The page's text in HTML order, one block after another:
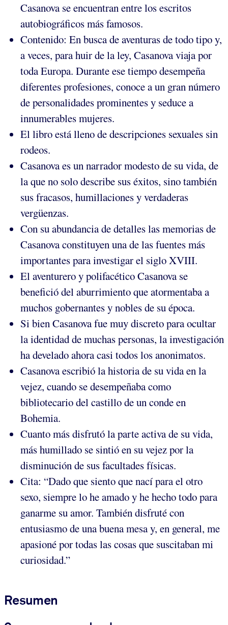
Casanova se encuentran entre los escritos
autobiográficos más famosos.
Contenido: En busca de aventuras de todo tipo y,
a veces, para huir de la ley, Casanova viaja por
toda Europa. Durante ese tiempo desempeña
diferentes profesiones, conoce a un gran número
de personalidades prominentes y seduce a
innumerables mujeres.
El libro está lleno de descripciones sexuales sin
rodeos.
Casanova es un narrador modesto de su vida, de
la que no solo describe sus éxitos, sino también
sus fracasos, humillaciones y verdaderas
vergüenzas.
Con su abundancia de detalles las memorias de
Casanova constituyen una de las fuentes más
importantes para investigar el siglo XVIII.
El aventurero y polifacético Casanova se
benefició del aburrimiento que atormentaba a
muchos gobernantes y nobles de su época.
Si bien Casanova fue muy discreto para ocultar
la identidad de muchas personas, la investigación
ha develado ahora casi todos los anonimatos.
Casanova escribió la historia de su vida en la
vejez, cuando se desempeñaba como
bibliotecario del castillo de un conde en
Bohemia.
Cuanto más disfrutó la parte activa de su vida,
más humillado se sintió en su vejez por la
disminución de sus facultades físicas.
Cita: “Dado que siento que nací para el otro
sexo, siempre lo he amado y he hecho todo para
ganarme su amor. También disfruté con
entusiasmo de una buena mesa y, en general, me
apasioné por todas las cosas que suscitaban mi
curiosidad.”
Resumen